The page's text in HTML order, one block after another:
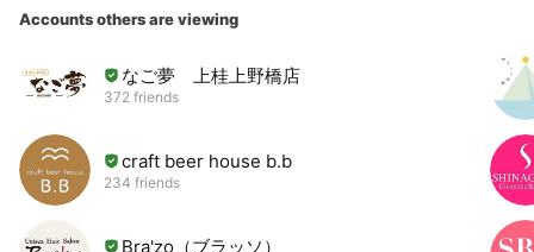
なく、根本から「楽」になって頂きたいのです。その思い
(笑)かもしれませんが、一人一人責任を持ってしっかりと
健康促進のお手伝いをさせて頂きます。 1F店舗は明るく
を感じて頂けます。マッサージ屋さんらしくないオシャレ
な空間になっています。 2F店舗は落ち着いた「和」の雰
囲気。床には畳を使用し、壁には珪藻土を使用していま
Accounts others are viewing
なご夢 上桂上野橋店
372 friends
craft beer house b.b
234 friends
Bra'zo（ブラッソ）